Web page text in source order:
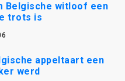
Belgische witloof een
trots is
appeltaart een
werd